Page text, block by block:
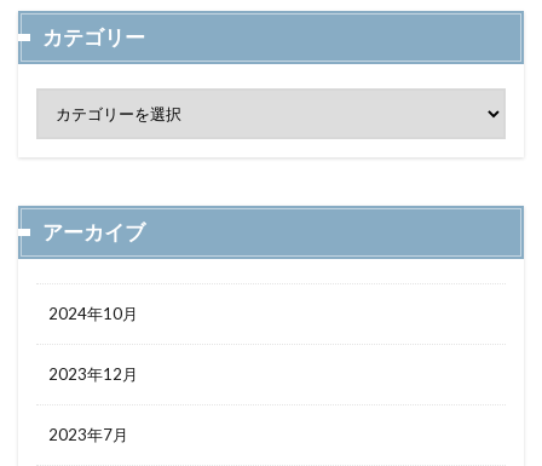
カテゴリー
アーカイブ
2024年10月
2023年12月
2023年7月